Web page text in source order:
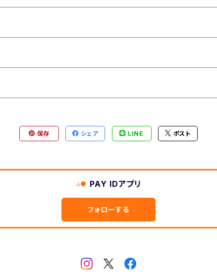
保存 シェア LINE ポスト
PAY IDアプリ
フォローする